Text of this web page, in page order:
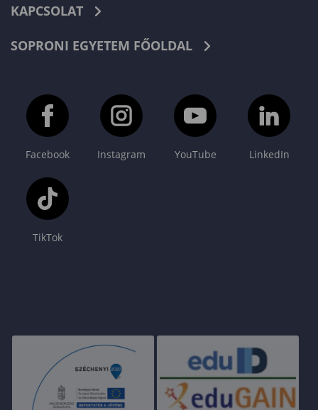
KAPCSOLAT
SOPRONI EGYETEM FŐOLDAL
Facebook Instagram YouTube LinkedIn
TikTok